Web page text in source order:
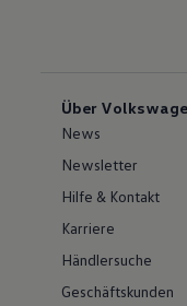
Über
News
Newsletter
Hilfe & Kontakt
Karriere
Händlersuche
Geschäftskunden